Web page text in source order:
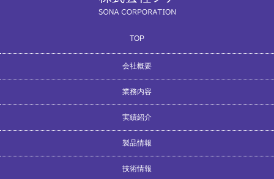
TOP
会社概要
会社沿革
会社概要
交通アクセス
リクルート（社員募集中！）
サイトマップ
お問合せ
業務内容
建築音響（設計・施工・監理）
建築音響コンサルタント
音響測定
音響コンテンツ制作
スタジオ音響システム設計
実績紹介
音楽スタジオ
ポストプロダクション
放送局
教育施設
研究開発
パーソナルスタジオ
その他
実績一覧
製品情報
Vibsorber（ヴィブソーバー）
高性能ローラーハンドル
オリジナル防音扉 SPDシリーズ
Tendas（テンダス）
オーダー家具
技術情報